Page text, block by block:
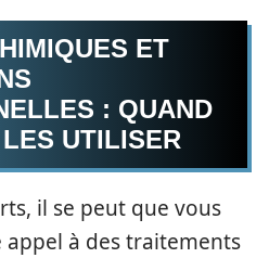
ET
: QUAND
UTILISER
il se peut que vous
appel à des traitements